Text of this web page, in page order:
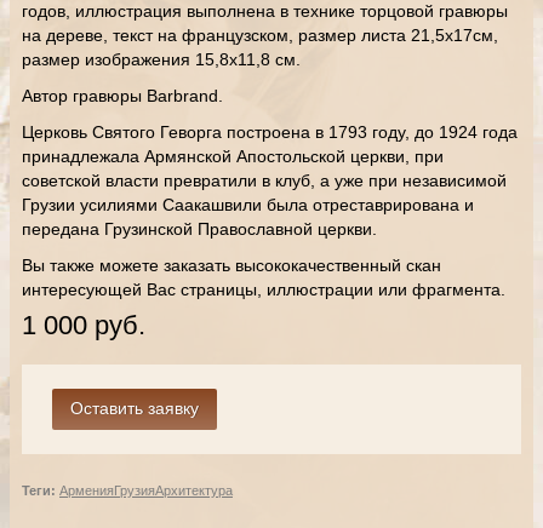
годов, иллюстрация выполнена в технике торцовой гравюры
на дереве, текст на французском, размер листа 21,5х17см,
размер изображения 15,8х11,8 см.
Автор гравюры Barbrand.
Церковь Святого Геворга построена в 1793 году, до 1924 года
принадлежала Армянской Апостольской церкви, при
советской власти превратили в клуб, а уже при независимой
Грузии усилиями Саакашвили была отреставрирована и
передана Грузинской Православной церкви.
Вы также можете заказать высококачественный скан
интересующей Вас страницы, иллюстрации или фрагмента.
1 000 руб.
Теги: АрменияГрузияАрхитектура